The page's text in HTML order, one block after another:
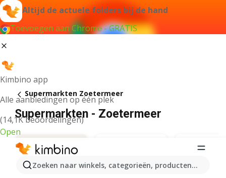
Altijd de actuele folders bij de hand
Toevoegen aan Chrome - GRATIS
Kimbino app
Alle aanbiedingen op één plek
(14,1K beoordelingen)
Open
Zoeken naar winkels, categorieën, producten...
Supermarkten Zoetermeer
Supermarkten - Zoetermeer
Albert Heijn